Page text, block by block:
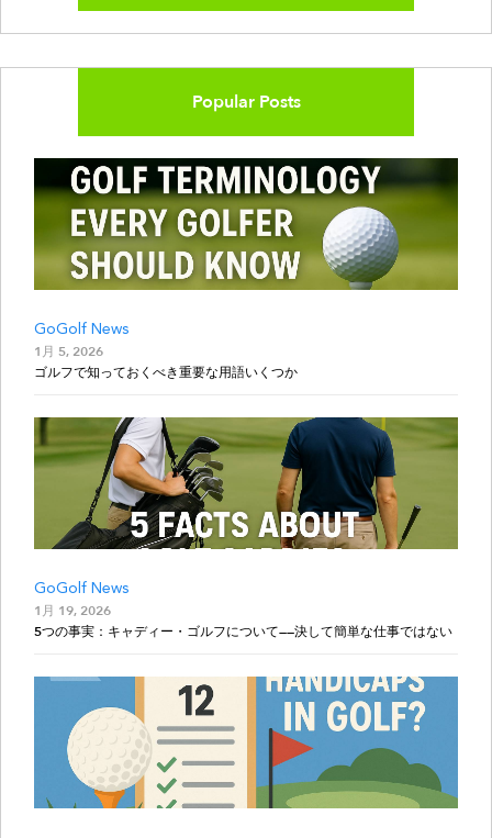
Popular Posts
GoGolf News
1月 5, 2026
ゴルフで知っておくべき重要な用語いくつか
GoGolf News
1月 19, 2026
5つの事実：キャディー・ゴルフについて——決して簡単な仕事ではない